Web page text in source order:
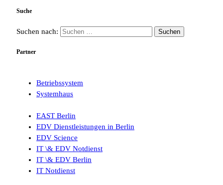
Suche
Suchen nach:
Partner
Betriebssystem
Systemhaus
EAST Berlin
EDV Dienstleistungen in Berlin
EDV Science
IT \& EDV Notdienst
IT \& EDV Berlin
IT Notdienst